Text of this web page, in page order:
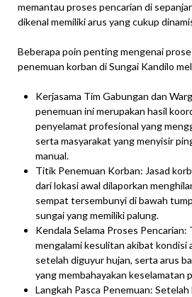
memantau proses pencarian di
dikenal memiliki arus yang cukup
Beberapa poin penting mengenai
penemuan korban di Sungai Kandilo
Kerjasama Tim Gabungan dan
penemuan ini merupakan hasil
penyelamat profesional yang
serta masyarakat yang menyisir
manual.
Titik Penemuan Korban: Jasad
dari lokasi awal dilaporkan
sempat tersembunyi di bawah
sungai yang memiliki palung.
Kendala Selama Proses Pencarian:
mengalami kesulitan akibat kondisi
setelah diguyur hujan, serta arus
yang membahayakan keselamatan
Langkah Pasca Penemuan: